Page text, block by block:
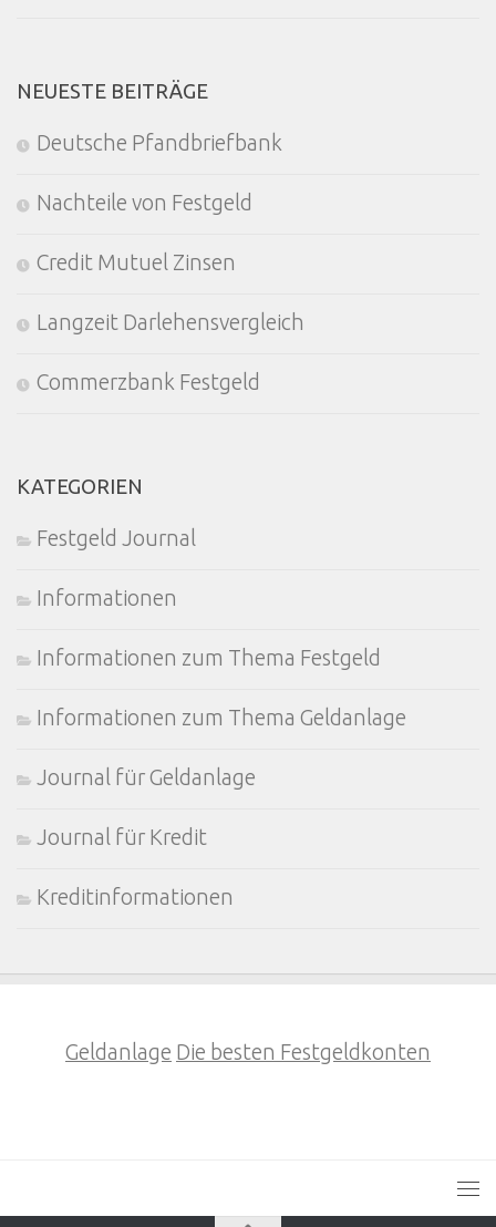
NEUESTE BEITRÄGE
Deutsche Pfandbriefbank
Nachteile von Festgeld
Credit Mutuel Zinsen
Langzeit Darlehensvergleich
Commerzbank Festgeld
KATEGORIEN
Festgeld Journal
Informationen
Informationen zum Thema Festgeld
Informationen zum Thema Geldanlage
Journal für Geldanlage
Journal für Kredit
Kreditinformationen
Geldanlage Die besten Festgeldkonten